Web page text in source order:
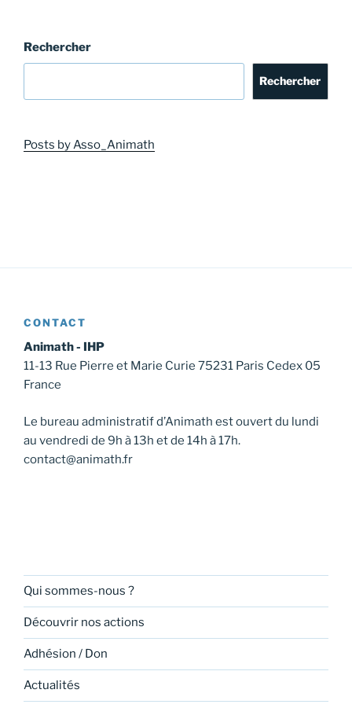
Rechercher
Rechercher
Posts by Asso_Animath
CONTACT
Animath - IHP
11-13 Rue Pierre et Marie Curie 75231 Paris Cedex 05
France
Le bureau administratif d’Animath est ouvert du lundi
au vendredi de 9h à 13h et de 14h à 17h.
contact@animath.fr
Qui sommes-nous ?
Découvrir nos actions
Adhésion / Don
Actualités